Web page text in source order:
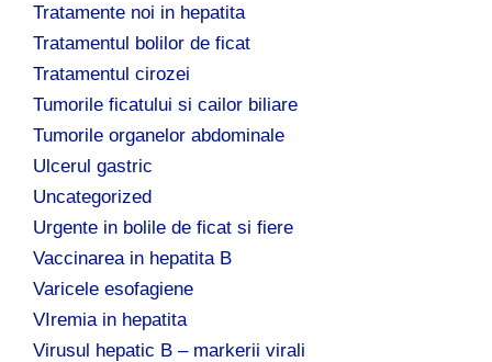
Tratamente noi in hepatita
Tratamentul bolilor de ficat
Tratamentul cirozei
Tumorile ficatului si cailor biliare
Tumorile organelor abdominale
Ulcerul gastric
Uncategorized
Urgente in bolile de ficat si fiere
Vaccinarea in hepatita B
Varicele esofagiene
VIremia in hepatita
Virusul hepatic B – markerii virali